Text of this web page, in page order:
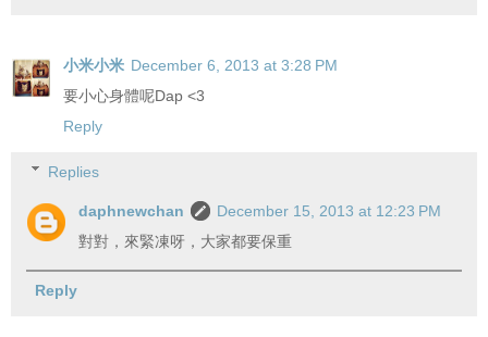
小米小米 December 6, 2013 at 3:28 PM
要小心身體呢Dap <3
Reply
Replies
daphnewchan
December 15, 2013 at 12:23 PM
對對，來緊凍呀，大家都要保重
Reply